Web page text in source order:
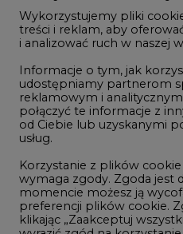
Studio CIRE
Rozmowy o energetyce
Gospodarka
Geopolityka
LTE450
Innowacje i AI
Telekomunikacja i IT
Handel emisjami CO2
Wykorzystujemy pliki
treści i reklam, aby
i analizować ruch w naszej
Informacje o tym, jak
udostępniamy partnerom
reklamowym i
połączyć te informacje z
od Ciebie lub uzyskanymi
usług.
Korzystanie z plików
wymaga zgody. Zgoda jest
momencie możesz ją
preferencji plików cookie.
klikając „Zaakceptuj
wyrazić zgód na